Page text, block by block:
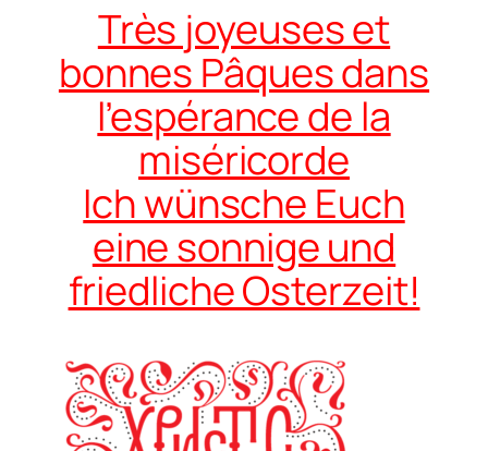
Très joyeuses et
bonnes Pâques dans
l’espérance de la
miséricorde
Ich wünsche Euch
eine sonnige und
friedliche Osterzeit!